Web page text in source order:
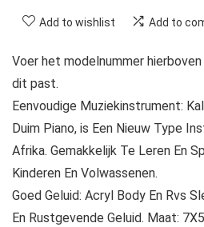
Add to wishlist Add to
Voer het modelnummer
dit past.
Eenvoudige Muziekinstrument:
Duim Piano, is Een Nieuw Type
Afrika. Gemakkelijk Te Leren En
Kinderen En Volwassenen.
Goed Geluid: Acryl Body En Rvs
En Rustgevende Geluid. Maat: